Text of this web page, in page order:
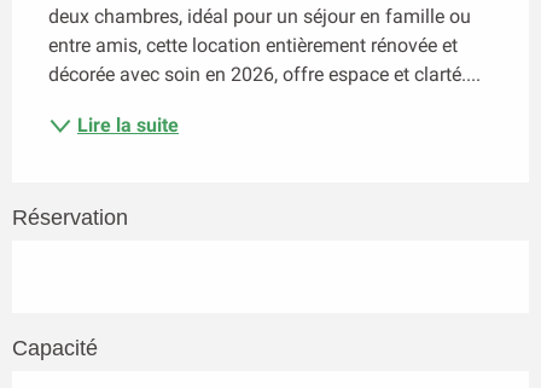
deux chambres, idéal pour un séjour en famille ou
entre amis, cette location entièrement rénovée et
décorée avec soin en 2026, offre espace et clarté....
Lire la suite
Réservation
Capacité